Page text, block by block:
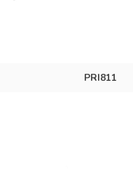
PRI811